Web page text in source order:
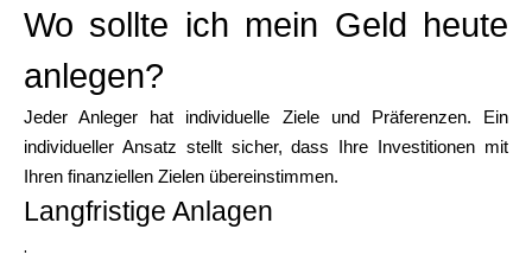
Wo sollte ich mein Geld heute
anlegen?
Jeder Anleger hat individuelle Ziele und Präferenzen. Ein
individueller Ansatz stellt sicher, dass Ihre Investitionen mit
Ihren finanziellen Zielen übereinstimmen.
Langfristige Anlagen
.